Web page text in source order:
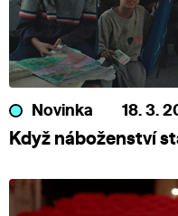
Novinka 18. 3.
Když náboženství